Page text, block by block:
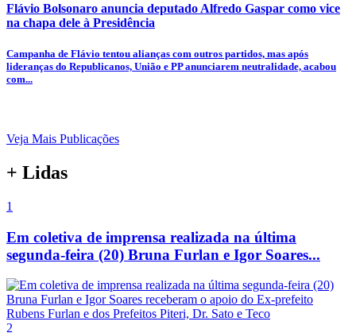
Flávio Bolsonaro anuncia deputado Alfredo Gaspar como vice
na chapa dele à Presidência
Campanha de Flávio tentou alianças com outros partidos, mas após
lideranças do Republicanos, União e PP anunciarem neutralidade, acabou
com...
Veja Mais Publicações
+ Lidas
1
Em coletiva de imprensa realizada na última
segunda-feira (20) Bruna Furlan e Igor Soares...
2